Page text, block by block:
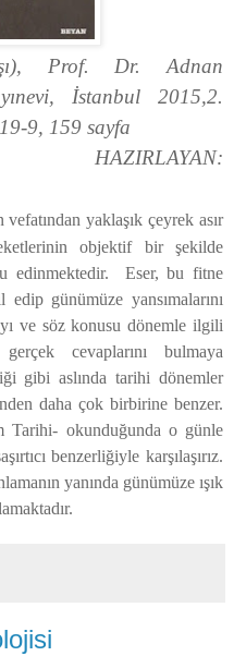
Prof. Dr. Adnan
İstanbul 2015,2.
9, 159 sayfa
HAZIRLAYAN:
yaklaşık çeyrek asır
objektif bir şekilde
edinmektedir.
Eser, bu fitne
günümüze yansımalarını
ve söz konusu dönemle ilgili
cevaplarını bulmaya
gibi aslında tarihi dönemler
daha çok birbirine benzer.
Tarihi- okunduğunda o günle
benzerliğiyle karşılaşırız.
yanında günümüze ışık